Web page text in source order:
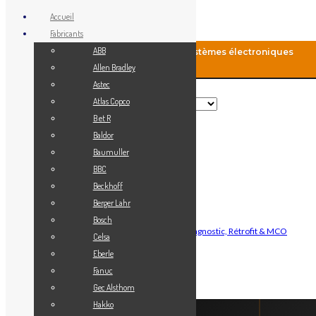
MCO-Automation: Fourniture de systèmes électroniques
industriels
Rechercher
Vendez votre matériel
Maintenance Automatisme Industriel — Diagnostic, Rétrofit & MCO
Accueil
Fabricants
ABB
Allen Bradley
Astec
Atlas Copco
B et R
Baldor
Baumuller
BBC
Beckhoff
Berger Lahr
Bosch
Celsa
Eberle
Fanuc
Gec Alsthom
Hakko